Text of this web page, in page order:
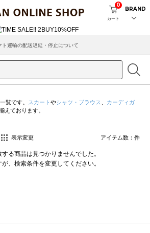
カート
0
BRAND
運輸の配送遅延・停止について
スのご案内
覧です。 スカート やシャツ・ブラウス
カーディガ
えております。
表示変更 アイテム数： 件
る商品は見つかりませんでした。
、検索条件を変更してください。